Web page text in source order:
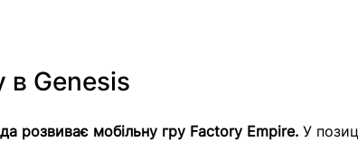
в Genesis
розвиває мобільну гру Factory Empire. У